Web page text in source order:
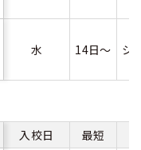
水 14日～ シ
入校日 最短